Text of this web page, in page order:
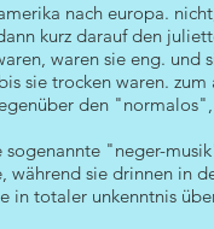
nach europa.
kurz darauf den
waren sie eng.
sie trocken waren.
den
"neger-
während sie drinnen
in totaler unkenntnis